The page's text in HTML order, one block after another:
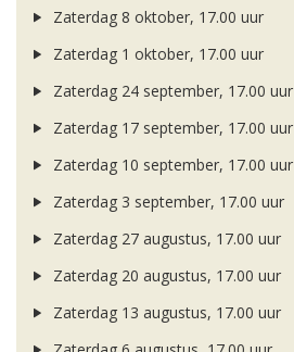
Zaterdag 8 oktober, 17.00 uur
Zaterdag 1 oktober, 17.00 uur
Zaterdag 24 september, 17.00 uur
Zaterdag 17 september, 17.00 uur
Zaterdag 10 september, 17.00 uur
Zaterdag 3 september, 17.00 uur
Zaterdag 27 augustus, 17.00 uur
Zaterdag 20 augustus, 17.00 uur
Zaterdag 13 augustus, 17.00 uur